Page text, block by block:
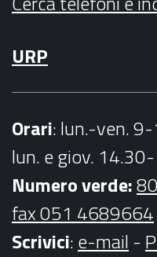
URP
Orari: lun.-ven.
lun. e giov.
Numero verde:
fax 051 4689664
Scrivici:e-mail -